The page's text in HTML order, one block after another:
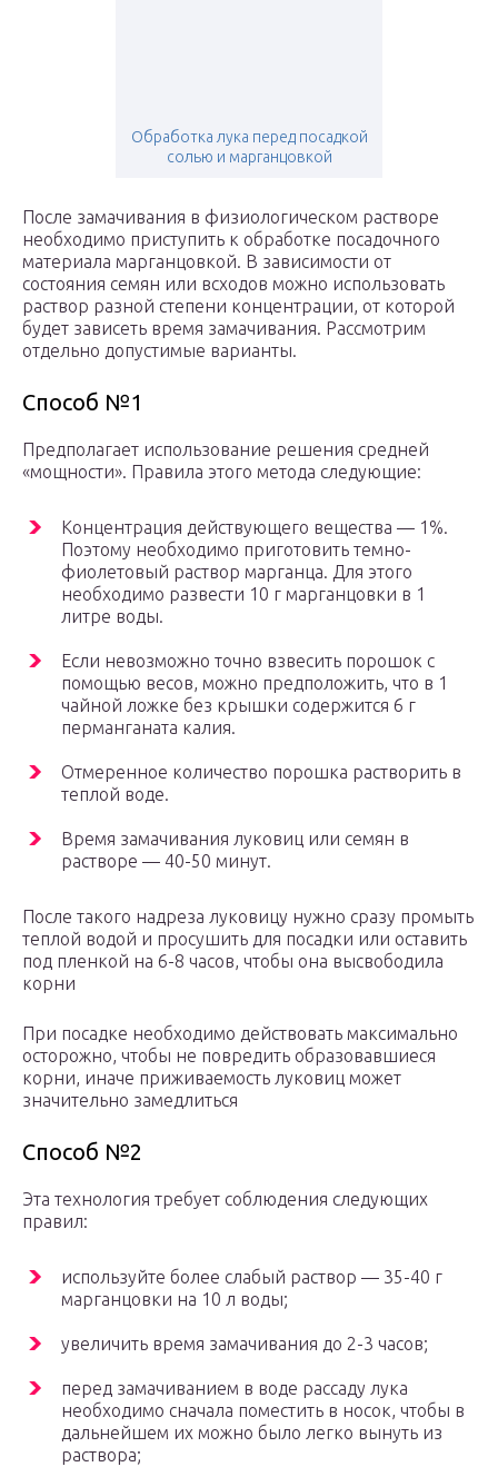
Обработка лука перед посадкой
солью и марганцовкой
После замачивания в физиологическом растворе
необходимо приступить к обработке посадочного
материала марганцовкой. В зависимости от
состояния семян или всходов можно использовать
раствор разной степени концентрации, от которой
будет зависеть время замачивания. Рассмотрим
отдельно допустимые варианты.
Способ №1
Предполагает использование решения средней
«мощности». Правила этого метода следующие:
Концентрация действующего вещества — 1%.
Поэтому необходимо приготовить темно-
фиолетовый раствор марганца. Для этого
необходимо развести 10 г марганцовки в 1
литре воды.
Если невозможно точно взвесить порошок с
помощью весов, можно предположить, что в 1
чайной ложке без крышки содержится 6 г
перманганата калия.
Отмеренное количество порошка растворить в
теплой воде.
Время замачивания луковиц или семян в
растворе — 40-50 минут.
После такого надреза луковицу нужно сразу промыть
теплой водой и просушить для посадки или оставить
под пленкой на 6-8 часов, чтобы она высвободила
корни
При посадке необходимо действовать максимально
осторожно, чтобы не повредить образовавшиеся
корни, иначе приживаемость луковиц может
значительно замедлиться
Способ №2
Эта технология требует соблюдения следующих
правил:
используйте более слабый раствор — 35-40 г
марганцовки на 10 л воды;
увеличить время замачивания до 2-3 часов;
перед замачиванием в воде рассаду лука
необходимо сначала поместить в носок, чтобы в
дальнейшем их можно было легко вынуть из
раствора;